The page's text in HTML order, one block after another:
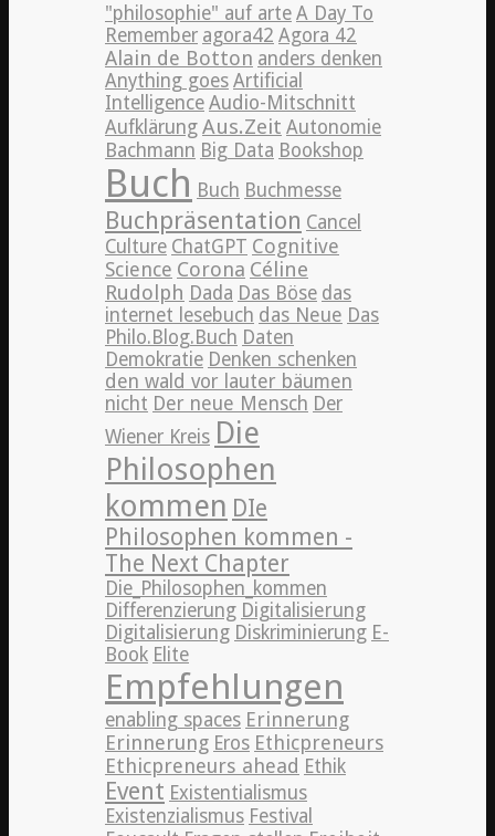
"philosophie" auf arte A Day To
Remember agora42 Agora 42
Alain de Botton anders denken
Anything goes Artificial
Intelligence Audio-Mitschnitt
Aufklärung Aus.Zeit Autonomie
Bachmann Big Data Bookshop
Buch Buch Buchmesse
Buchpräsentation Cancel
Culture ChatGPT Cognitive
Science Corona Céline
Rudolph Dada Das Böse das
internet lesebuch das Neue Das
Philo.Blog.Buch Daten
Demokratie Denken schenken
den wald vor lauter bäumen
nicht Der neue Mensch Der
Wiener Kreis Die
Philosophen
kommen DIe
Philosophen kommen -
The Next Chapter
Die_Philosophen_kommen
Differenzierung Digitalisierung
Digitalisierung Diskriminierung E-
Book Elite
Empfehlungen
enabling spaces Erinnerung
Erinnerung Eros Ethicpreneurs
Ethicpreneurs ahead Ethik
Event Existentialismus
Existenzialismus Festival